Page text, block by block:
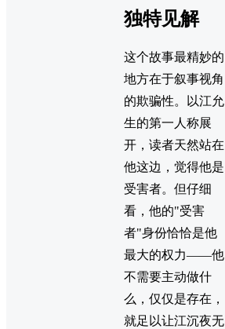
独特见解
这个故事最精妙的
地方在于叙事视角
的欺骗性。以江允
生的第一人称展
开，读者天然站在
他这边，觉得他是
受害者。但仔细
看，他的"受害
者"身份恰恰是他
最大的权力——他
不需要主动做什
么，仅仅是存在，
就足以让江沉夜无